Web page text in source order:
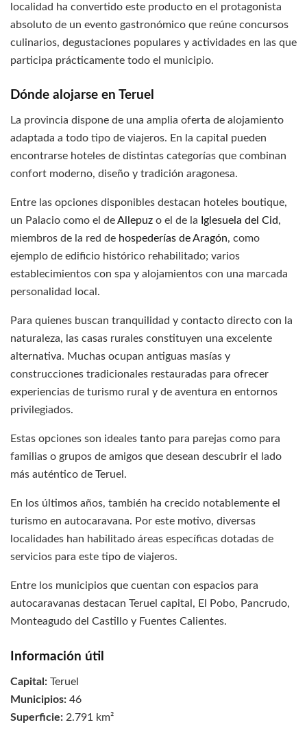
localidad ha convertido este producto en el protagonista
absoluto de un evento gastronómico que reúne concursos
culinarios, degustaciones populares y actividades en las que
participa prácticamente todo el municipio.
Dónde alojarse en Teruel
La provincia dispone de una amplia oferta de alojamiento
adaptada a todo tipo de viajeros. En la capital pueden
encontrarse hoteles de distintas categorías que combinan
confort moderno, diseño y tradición aragonesa.
Entre las opciones disponibles destacan hoteles boutique,
un Palacio como el deAllepuz o el de la Iglesuela del Cid,
miembros de la red de hospederías de Aragón, como
ejemplo de edificio histórico rehabilitado; varios
establecimientos con spa y alojamientos con una marcada
personalidad local.
Para quienes buscan tranquilidad y contacto directo con la
naturaleza, las casas rurales constituyen una excelente
alternativa. Muchas ocupan antiguas masías y
construcciones tradicionales restauradas para ofrecer
experiencias de turismo rural y de aventura en entornos
privilegiados.
Estas opciones son ideales tanto para parejas como para
familias o grupos de amigos que desean descubrir el lado
más auténtico de Teruel.
En los últimos años, también ha crecido notablemente el
turismo en autocaravana. Por este motivo, diversas
localidades han habilitado áreas específicas dotadas de
servicios para este tipo de viajeros.
Entre los municipios que cuentan con espacios para
autocaravanas destacan Teruel capital, El Pobo, Pancrudo,
Monteagudo del Castillo y Fuentes Calientes.
Información útil
Capital: Teruel
Municipios: 46
Superficie: 2.791 km²